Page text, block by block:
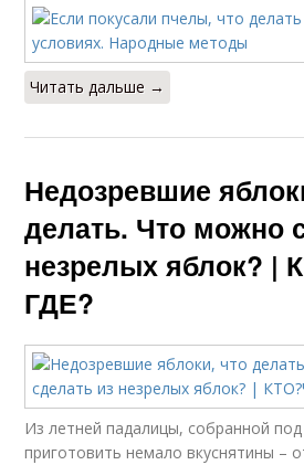
Читать дальше →
Недозревшие
делать. Что можно
незрелых яблок? |
ГДЕ?
Из летней падалицы, собранной
приготовить немало вкуснятины –